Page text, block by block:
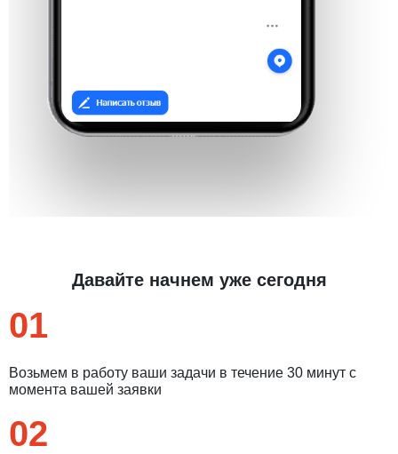
Давайте начнем уже сегодня
01
Возьмем в работу ваши задачи в течение 30 минут с
момента вашей заявки
02